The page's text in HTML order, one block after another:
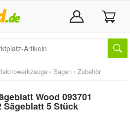
› Sägen › Zubehör
Wood 093701
Sägeblatt 5 Stück